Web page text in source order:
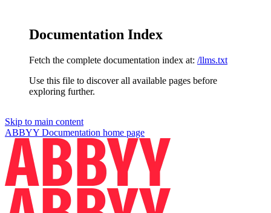
Documentation Index
Fetch the complete documentation index at: /llms.txt
Use this file to discover all available pages before
exploring further.
Skip to main content
ABBYY Documentation home page